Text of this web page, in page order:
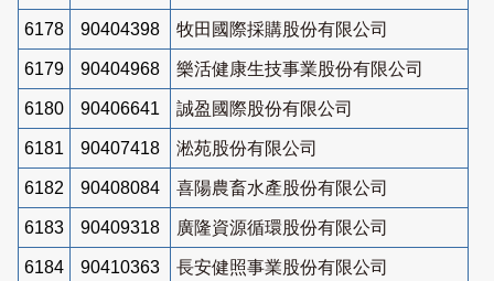
6178 90404398 牧田國際採購股份有限公司
6179 90404968 樂活健康生技事業股份有限公司
6180 90406641 誠盈國際股份有限公司
6181 90407418 淞苑股份有限公司
6182 90408084 喜陽農畜水產股份有限公司
6183 90409318 廣隆資源循環股份有限公司
6184 90410363 長安健照事業股份有限公司